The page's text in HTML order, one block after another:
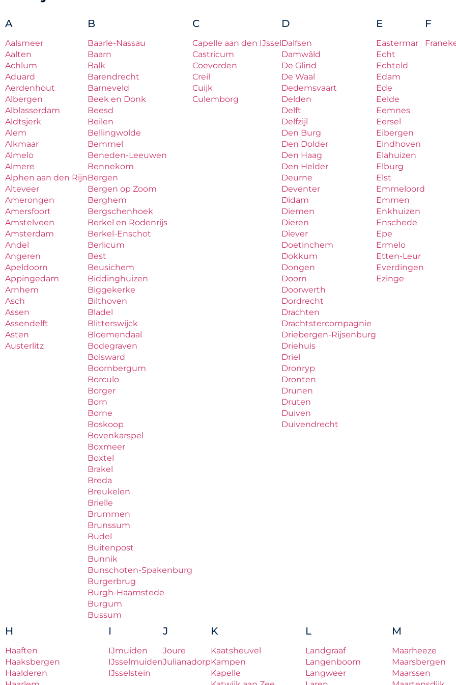
A
Aalsmeer
Aalten
Achlum
Aduard
Aerdenhout
Albergen
Alblasserdam
Aldtsjerk
Alem
Alkmaar
Almelo
Almere
Alphen aan den Rijn
Alteveer
Amerongen
Amersfoort
Amstelveen
Amsterdam
Andel
Angeren
Apeldoorn
Appingedam
Arnhem
Asch
Assen
Assendelft
Asten
Austerlitz
B
Baarle-Nassau
Baarn
Balk
Barendrecht
Barneveld
Beek en Donk
Beesd
Beilen
Bellingwolde
Bemmel
Beneden-Leeuwen
Bennekom
Bergen
Bergen op Zoom
Berghem
Bergschenhoek
Berkel en Rodenrijs
Berkel-Enschot
Berlicum
Best
Beusichem
Biddinghuizen
Biggekerke
Bilthoven
Bladel
Blitterswijck
Bloemendaal
Bodegraven
Bolsward
Boornbergum
Borculo
Borger
Born
Borne
Boskoop
Bovenkarspel
Boxmeer
Boxtel
Brakel
Breda
Breukelen
Brielle
Brummen
Brunssum
Budel
Buitenpost
Bunnik
Bunschoten-Spakenburg
Burgerbrug
Burgh-Haamstede
Burgum
Bussum
C
Capelle aan den IJssel
Castricum
Coevorden
Creil
Cuijk
Culemborg
D
Dalfsen
Damwâld
De Glind
De Waal
Dedemsvaart
Delden
Delft
Delfzijl
Den Burg
Den Dolder
Den Haag
Den Helder
Deurne
Deventer
Didam
Diemen
Dieren
Diever
Doetinchem
Dokkum
Dongen
Doorn
Doorwerth
Dordrecht
Drachten
Drachtstercompagnie
Driebergen-Rijsenburg
Driehuis
Driel
Dronryp
Dronten
Drunen
Druten
Duiven
Duivendrecht
E
Eastermar
Echt
Echteld
Edam
Ede
Eelde
Eemnes
Eersel
Eibergen
Eindhoven
Elahuizen
Elburg
Elst
Emmeloord
Emmen
Enkhuizen
Enschede
Epe
Ermelo
Etten-Leur
Everdingen
Ezinge
F
H
Haaften
Haaksbergen
Haalderen
I
IJmuiden
IJsselmuiden
IJsselstein
J
Joure
Julianadorp
K
Kaatsheuvel
Kampen
Kapelle
L
Landgraaf
Langenboom
Langweer
M
Maarheeze
Maarsbergen
Maarssen